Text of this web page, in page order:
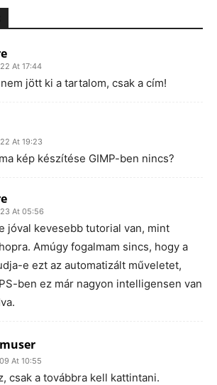
At 17:44
jött ki a tartalom, csak a cím!
At 19:23
kép készítése GIMP-ben nincs?
At 05:56
jóval kevesebb tutorial van, mint
Amúgy fogalmam sincs, hogy a
e ezt az automatizált műveletet,
ben ez már nagyon intelligensen van
At 10:55
csak a továbbra kell kattintani.